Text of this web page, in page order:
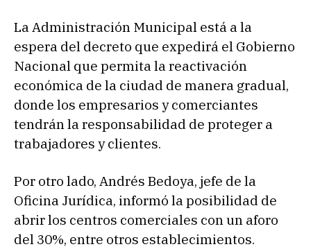
La Administración Municipal está a la
espera del decreto que expedirá el Gobierno
Nacional que permita la reactivación
económica de la ciudad de manera gradual,
donde los empresarios y comerciantes
tendrán la responsabilidad de proteger a
trabajadores y clientes.
Por otro lado, Andrés Bedoya, jefe de la
Oficina Jurídica, informó la posibilidad de
abrir los centros comerciales con un aforo
del 30%, entre otros establecimientos.